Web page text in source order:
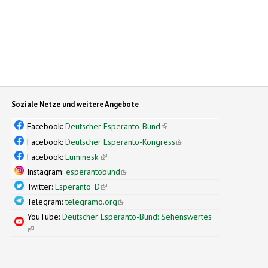
Soziale Netze und weitere Angebote
Facebook:Deutscher Esperanto-Bund(link is external)
Facebook:Deutscher Esperanto-Kongress(link is external)
Facebook:Luminesk'(link is external)
Instagram:esperantobund(link is external)
Twitter:Esperanto_D(link is external)
Telegram:telegramo.org(link is external)
YouTube:Deutscher Esperanto-Bund: Sehenswertes
(link is external)